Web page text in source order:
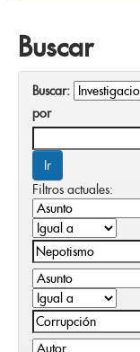
Buscar
Buscar:
por
Filtros actuales: